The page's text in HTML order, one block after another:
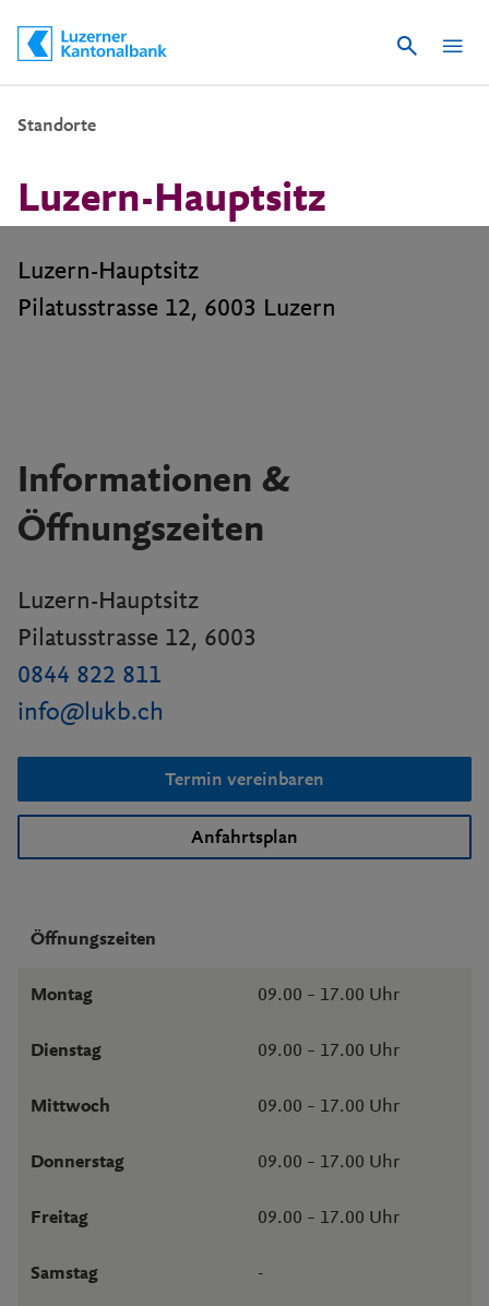
Suche
Standorte
Luzern-Hauptsitz
Luzern-Hauptsitz
Pilatusstrasse 12, 6003 Luzern
Informationen &
Öffnungszeiten
Luzern-Hauptsitz
Pilatusstrasse 12, 6003
0844 822 811
info@lukb.ch
Termin vereinbaren
Anfahrtsplan
Öffnungszeiten
Montag 09.00 – 17.00 Uhr
Dienstag 09.00 – 17.00 Uhr
Mittwoch 09.00 – 17.00 Uhr
Donnerstag 09.00 – 17.00 Uhr
Freitag 09.00 – 17.00 Uhr
Samstag -